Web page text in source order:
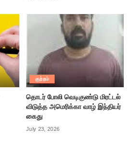
குற்றம்
தொடர் போலி வெடிகுண்டு மிரட்டல்
விடுத்த அமெரிக்கா வாழ் இந்தியர்
கைது
July 23, 2026